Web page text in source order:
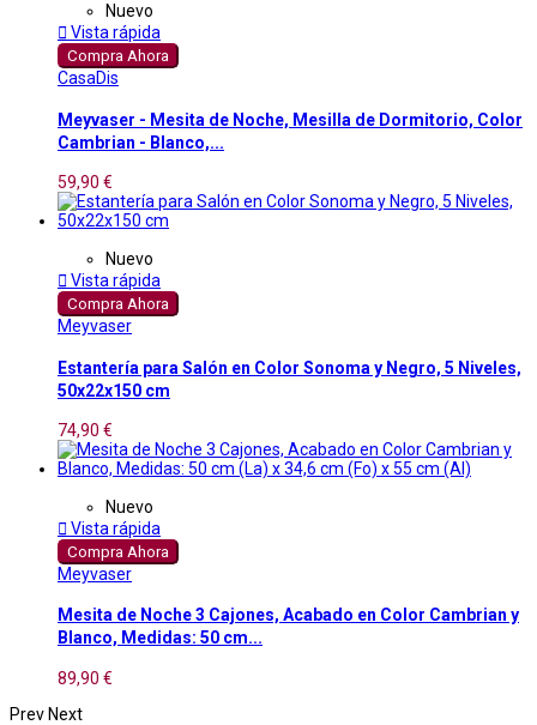
Nuevo
 Vista rápida
Compra Ahora
CasaDis
Meyvaser - Mesita de Noche, Mesilla de Dormitorio, Color
Cambrian - Blanco,...
59,90 €
Nuevo
 Vista rápida
Compra Ahora
Meyvaser
Estantería para Salón en Color Sonoma y Negro, 5 Niveles,
50x22x150 cm
74,90 €
Nuevo
 Vista rápida
Compra Ahora
Meyvaser
Mesita de Noche 3 Cajones, Acabado en Color Cambrian y
Blanco, Medidas: 50 cm...
89,90 €
Prev Next